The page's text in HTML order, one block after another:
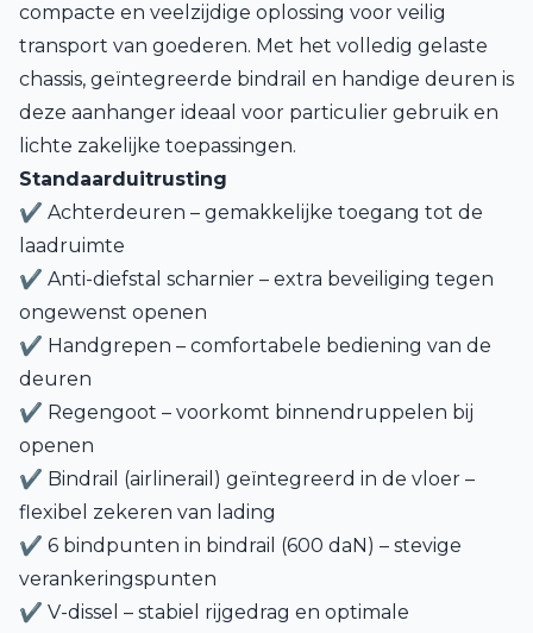
compacte en veelzijdige oplossing voor veilig
transport van goederen. Met het volledig gelaste
chassis, geïntegreerde bindrail en handige deuren is
deze aanhanger ideaal voor particulier gebruik en
lichte zakelijke toepassingen.
Standaarduitrusting
✔ Achterdeuren – gemakkelijke toegang tot de
laadruimte
✔ Anti-diefstal scharnier – extra beveiliging tegen
ongewenst openen
✔ Handgrepen – comfortabele bediening van de
deuren
✔ Regengoot – voorkomt binnendruppelen bij
openen
✔ Bindrail (airlinerail) geïntegreerd in de vloer –
flexibel zekeren van lading
✔ 6 bindpunten in bindrail (600 daN) – stevige
verankeringspunten
✔ V-dissel – stabiel rijgedrag en optimale